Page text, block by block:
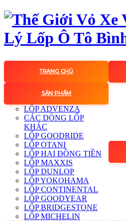
TRANG CHỦ
SẢN PHẨM
LỐP ADVENZA
CÁC DÒNG LỐP
KHÁC
LỐP GOODRIDE
LỐP OTANI
LỐP HAI ĐỒNG TIỀN
LỐP MAXXIS
LỐP DUNLOP
LỐP YOKOHAMA
LỐP CONTINENTAL
LỐP GOODYEAR
LỐP BRIDGESTONE
LỐP MICHELIN